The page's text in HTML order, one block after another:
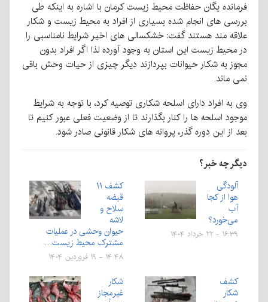
فرمانده یگان حفاظت محیط زیست کرمان با اشاره به اینکه طی
بررسی های انجام شده بسیاری از افراد به محیط زیست و شکار
علاقه مند هستند گفت: خشکسالی های اخیر شرایط نامناسبی را
در محیط زیست این استان به وجود آورده لذا اگر افراد بدون
مجوز به شکار حیوانات بپردازند دیگر چیزی از حیات وحش باقی
نمی ماند.
وی به افراد دارای اسلحه شکاری توصیه کرد، با توجه به شرایط
موجود اسلحه ها را کنار بگذارند تا از وضعیت فعلی عبور کنیم تا
بعد از این دوره گذر، پروانه های شکار قانونی صادر شود.
دیگر چه خبر؟
آلودگی
هوا از کجا
آب
می‌خورد؟
۱۶:۳۹ - ۲۲ خرداد ۱۴۰۴
کشف ۱۱
قبضه
سلاح و
لاشه
حیوان وحشی در عملیات
مشترک محیط زیست…
۱۴:۴۸ - ۱۹ فروردین ۱۴۰۴
کشف
شکار
شکار
غیرمجاز